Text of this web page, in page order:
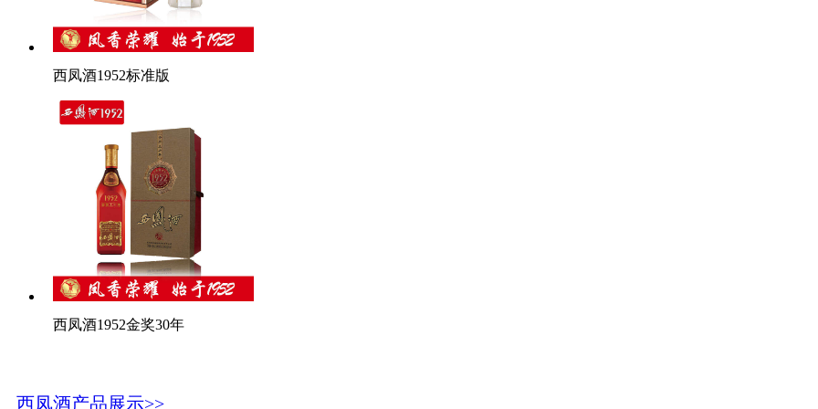
西凤酒1952标准版
西凤酒1952金奖30年
西凤酒产品展示>>